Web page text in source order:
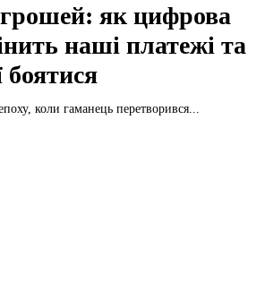
як цифрова
наші платежі та
боятися
коли гаманець перетворився...